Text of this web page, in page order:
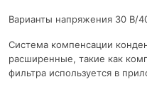
Варианты напряжения 30 В/
Система компенсации
расширенные, такие как
фильтра используется в